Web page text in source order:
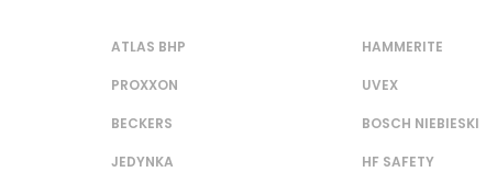
ATLAS BHP
PROXXON
BECKERS
JEDYNKA
HAMMERITE
UVEX
BOSCH NIEBIESKI
HF SAFETY